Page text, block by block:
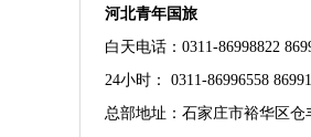
河北青年国旅
白天电话：0311-86998822
24小时： 0311-86996558
总部地址：石家庄市裕华区仓